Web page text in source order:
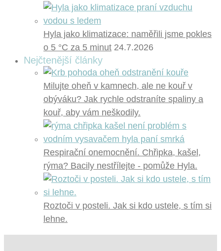
Hyla jako klimatizace: naměřili jsme pokles
o 5 °C za 5 minut 24.7.2026
Nejčtenější články
Milujte oheň v kamnech, ale ne kouř v
obýváku? Jak rychle odstraníte spaliny a
kouř, aby vám neškodily.
Respirační onemocnění. Chřipka, kašel,
rýma? Bacily nestřílejte - pomůže Hyla.
Roztoči v posteli. Jak si kdo ustele, s tím si
lehne.